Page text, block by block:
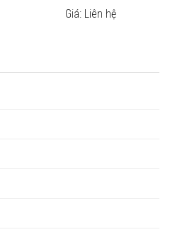
Giá: Liên hệ